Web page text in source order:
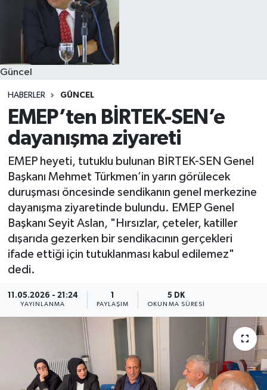
Güncel
HABERLER GÜNCEL
EMEP’ten BİRTEK-SEN’e
dayanışma ziyareti
EMEP heyeti, tutuklu bulunan BİRTEK-SEN Genel
Başkanı Mehmet Türkmen’in yarın görülecek
duruşması öncesinde sendikanın genel merkezine
dayanışma ziyaretinde bulundu. EMEP Genel
Başkanı Seyit Aslan, "Hırsızlar, çeteler, katiller
dışarıda gezerken bir sendikacının gerçekleri
ifade ettiği için tutuklanması kabul edilemez"
dedi.
11.05.2026 - 21:24
YAYINLANMA
1
PAYLAŞIM
5 DK
OKUNMA SÜRESI